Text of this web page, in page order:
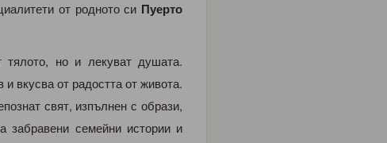
от родното си Пуерто
тялото, но и лекуват душата.
вкусва от радостта от живота.
свят, изпълнен с образи,
забравени семейни истории и